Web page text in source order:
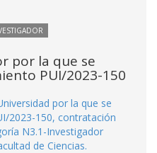
por la que se
PUI/2023-150
por la que se
2023-150, contratación
N3.1-Investigador
de Ciencias.